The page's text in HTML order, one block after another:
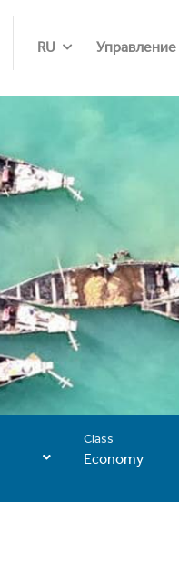
RU
Class
Economy